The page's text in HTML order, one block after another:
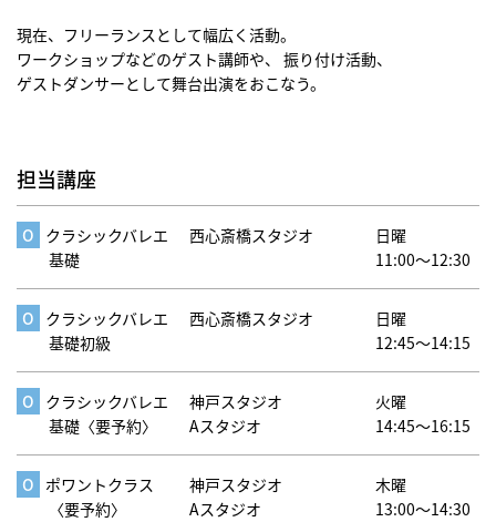
現在、フリーランスとして幅広く活動。
ワークショップなどのゲスト講師や、 振り付け活動、
ゲストダンサーとして舞台出演をおこなう。
担当講座
クラシックバレエ
基礎
西心斎橋スタジオ
日曜
11:00～12:30
クラシックバレエ
基礎初級
西心斎橋スタジオ
日曜
12:45～14:15
クラシックバレエ
基礎〈要予約〉
神戸スタジオ
Aスタジオ
火曜
14:45～16:15
ポワントクラス
〈要予約〉
神戸スタジオ
Aスタジオ
木曜
13:00～14:30